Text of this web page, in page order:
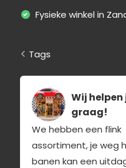
Fysieke winkel in
Tags
Wij helpen
graag!
We hebben een flink
assortiment, je weg
banen kan een